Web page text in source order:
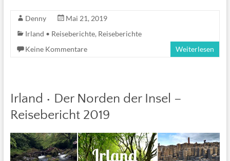
Denny
Mai 21, 2019
Irland • Reiseberichte, Reiseberichte
Keine Kommentare
Weiterlesen
Irland • Der Norden der Insel –
Reisebericht 2019